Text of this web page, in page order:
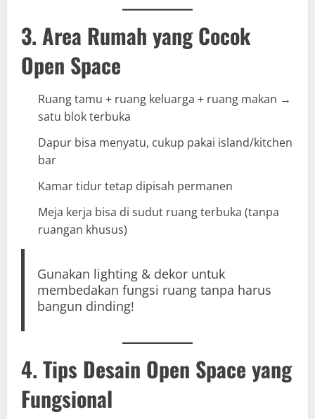
3. Area Rumah yang Cocok
Open Space
Ruang tamu + ruang keluarga + ruang makan →
satu blok terbuka
Dapur bisa menyatu, cukup pakai island/kitchen
bar
Kamar tidur tetap dipisah permanen
Meja kerja bisa di sudut ruang terbuka (tanpa
ruangan khusus)
Gunakan lighting & dekor untuk
membedakan fungsi ruang tanpa harus
bangun dinding!
4. Tips Desain Open Space yang
Fungsional